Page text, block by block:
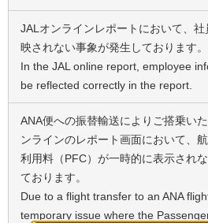
JALオンラインレポートにおいて、社
映されない事象が発生しております。
In the JAL online report, employee
be reflected correctly in the report.
ANA便への振替輸送によりご搭乗い
ンラインのレポート画面において、
利用料（PFC）が一時的に表示され
ております。
Due to a flight transfer to an ANA
temporary issue where the